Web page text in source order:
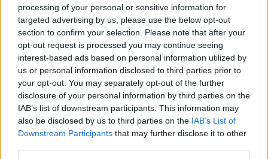
processing of your personal or sensitive information for
targeted advertising by us, please use the below opt-out
section to confirm your selection. Please note that after your
opt-out request is processed you may continue seeing
interest-based ads based on personal information utilized by
us or personal information disclosed to third parties prior to
your opt-out. You may separately opt-out of the further
disclosure of your personal information by third parties on the
IAB’s list of downstream participants. This information may
also be disclosed by us to third parties on the IAB’s List of
Downstream Participants that may further disclose it to other
Joseph Hargitai
Amerikai Sztahanov | 38. rész: Cuba Libre
„Kemény dolog a férfi hajvágás. Keserves döntések sorozata.
Sokszor átgondoljuk, hogyan is legyen. De főleg, hogy hol. Aki azt
hitte, hogy a nők hiúak, az átaludt jó pár évszázadot.” Részlet
Joseph Hargitai Amerikai Sztahanov című novelláskötetéből.
Sopotnik Zoltán